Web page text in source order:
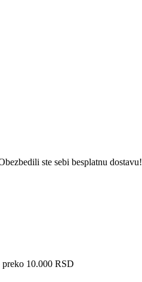
ste sebi besplatnu dostavu!
preko 10.000 RSD